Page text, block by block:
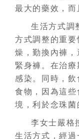
最大的藥效，而
生活方式調
方式調整的重
燥，勤換內褲
緊身褲。在治療
感染。同時，
食物，因為這
境，利於念珠菌
李女士嚴格
生活方式，經